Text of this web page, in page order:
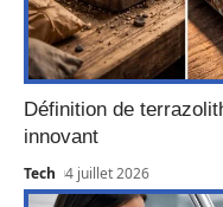
Définition de
innovant
Tech 4 juillet 2026